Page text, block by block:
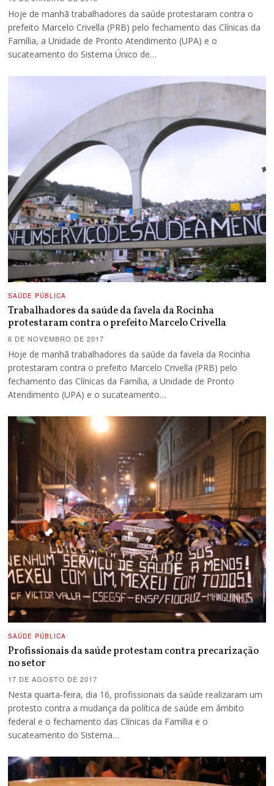
Hoje de manhã trabalhadores da saúde protestaram contra o
prefeito Marcelo Crivella (PRB) pelo fechamento das Clínicas da
Família, a Unidade de Pronto Atendimento (UPA) e o
sucateamento do Sistema Único de…
SAÚDE PÚBLICA
Trabalhadores da saúde da favela da Rocinha
protestaram contra o prefeito Marcelo Crivella
6 DE NOVEMBRO DE 2017
Hoje de manhã trabalhadores da saúde da favela da Rocinha
protestaram contra o prefeito Marcelo Crivella (PRB) pelo
fechamento das Clínicas da Família, a Unidade de Pronto
Atendimento (UPA) e o sucateamento…
SAÚDE PÚBLICA
Profissionais da saúde protestam contra precarização
no setor
17 DE AGOSTO DE 2017
Nesta quarta-feira, dia 16, profissionais da saúde realizaram um
protesto contra a mudança da política de saúde em âmbito
federal e o fechamento das Clínicas da Família e o
sucateamento do Sistema…